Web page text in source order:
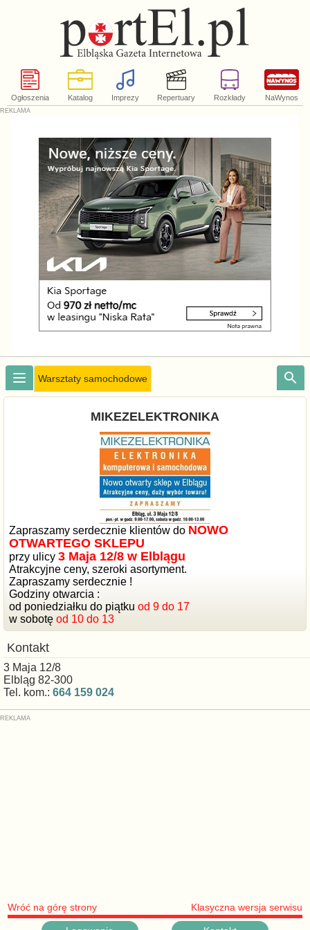
Ogłoszenia Katalog Imprezy Repertuary Rozkłady NaWynos
Warsztaty samochodowe
MIKEZELEKTRONIKA
Zapraszamy serdecznie klientów do NOWO
OTWARTEGO SKLEPU
przy ulicy 3 Maja 12/8 w Elblągu
Atrakcyjne ceny, szeroki asortyment.
Zapraszamy serdecznie !
Godziny otwarcia :
od poniedziałku do piątku od 9 do 17
w sobotę od 10 do 13
Kontakt
3 Maja 12/8
Elbląg 82-300
Tel. kom.: 664 159 024
Wróć na górę strony Klasyczna wersja serwisu